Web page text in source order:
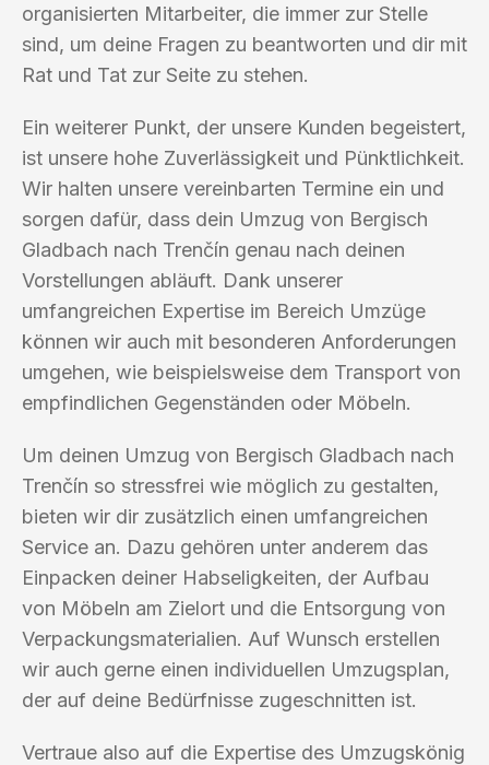
organisierten Mitarbeiter, die immer zur Stelle
sind, um deine Fragen zu beantworten und dir mit
Rat und Tat zur Seite zu stehen.
Ein weiterer Punkt, der unsere Kunden begeistert,
ist unsere hohe Zuverlässigkeit und Pünktlichkeit.
Wir halten unsere vereinbarten Termine ein und
sorgen dafür, dass dein Umzug von Bergisch
Gladbach nach Trenčín genau nach deinen
Vorstellungen abläuft. Dank unserer
umfangreichen Expertise im Bereich Umzüge
können wir auch mit besonderen Anforderungen
umgehen, wie beispielsweise dem Transport von
empfindlichen Gegenständen oder Möbeln.
Um deinen Umzug von Bergisch Gladbach nach
Trenčín so stressfrei wie möglich zu gestalten,
bieten wir dir zusätzlich einen umfangreichen
Service an. Dazu gehören unter anderem das
Einpacken deiner Habseligkeiten, der Aufbau
von Möbeln am Zielort und die Entsorgung von
Verpackungsmaterialien. Auf Wunsch erstellen
wir auch gerne einen individuellen Umzugsplan,
der auf deine Bedürfnisse zugeschnitten ist.
Vertraue also auf die Expertise des Umzugskönig